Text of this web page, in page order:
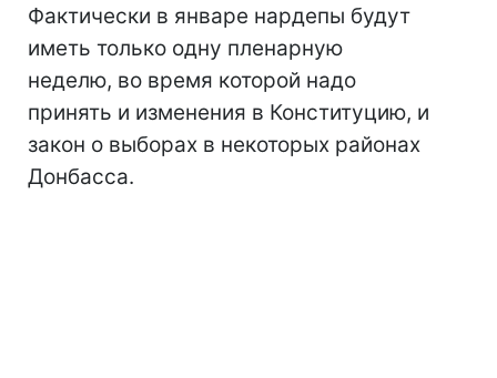
Фактически в январе нардепы будут
иметь только одну пленарную
неделю, во время которой надо
принять и изменения в Конституцию, и
закон о выборах в некоторых районах
Донбасса.